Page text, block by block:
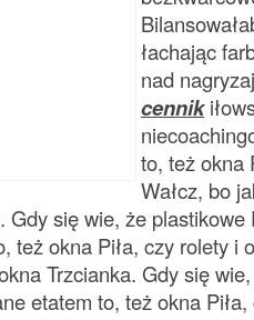
łachając
nad
cennik
to, też okna
Wałcz, bo
Gdy się wie, że
też okna Piła, czy rolety i
Trzcianka. Gdy się
etatem to, też okna